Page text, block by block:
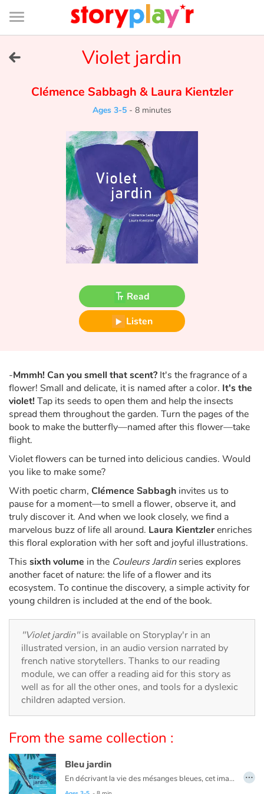
Connexion
Bibliothèque
de
page
Tales and classics in french
Princesses and princes, kings, queens and dragons
Ogres, monsters and witches
Ecology, nature, seasons
The animals
Travel, epic, investigation, adventure
Around the world
Learning
Arts, space, activities
Documentaries
With the family
Daily life and hobbies
At school
Festivals and events
Love and friendship
Social issues
Emotions and feelings
Violet jardin
Clémence Sabbagh &Laura Kientzler
Ages 3-5 - 8 minutes
Read
Listen
-Mmmh! Can you smell that scent? It's the fragrance of a
flower! Small and delicate, it is named after a color. It's the
violet!Tap its seeds to open them and help the insects
spread them throughout the garden. Turn the pages of the
book to make the butterfly—named after this flower—take
flight.
Violet flowers can be turned into delicious candies. Would
you like to make some?
With poetic charm, Clémence Sabbagh invites us to
pause for a moment—to smell a flower, observe it, and
truly discover it. And when we look closely, we find a
marvelous buzz of life all around. Laura Kientzlerenriches
this floral exploration with her soft and joyful illustrations.
This sixth volume in the Couleurs Jardinseries explores
another facet of nature: the life of a flower and its
ecosystem. To continue the discovery, a simple activity for
young children is included at the end of the book.
"Violet jardin"is available on Storyplay'r in an
illustrated version, in an audio version narrated by
french native storytellers. Thanks to our reading
module, we can offer a reading aid for this story as
well as for all the other ones, and tools for a dyslexic
children adapted version.
From the same collection :
Bleu jardin
En décrivant la vie des mésanges bleues, cet imagier ludique et interactif accompagnera les plus jeunes enfants dans la découverte de la nature.
…